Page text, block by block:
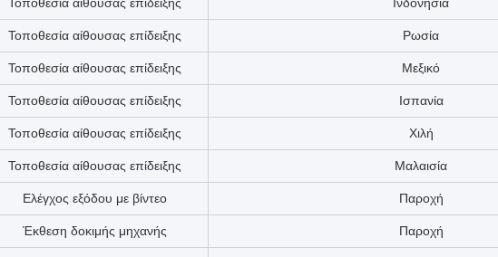
Τοποθεσία αίθουσας επίδειξης Βραζιλία
Τοποθεσία αίθουσας επίδειξης Περού
Τοποθεσία αίθουσας επίδειξης Ινδονησία
Τοποθεσία αίθουσας επίδειξης Ρωσία
Τοποθεσία αίθουσας επίδειξης Μεξικό
Τοποθεσία αίθουσας επίδειξης Ισπανία
Τοποθεσία αίθουσας επίδειξης Χιλή
Τοποθεσία αίθουσας επίδειξης Μαλαισία